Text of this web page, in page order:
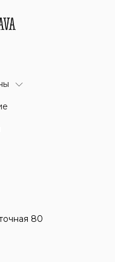
80